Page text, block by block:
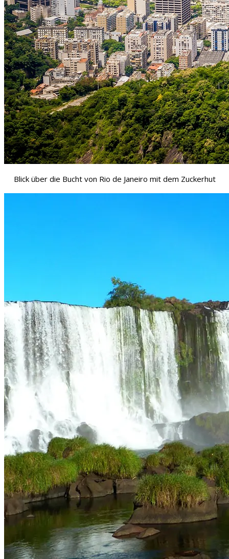
Blick über die Bucht von Rio de Janeiro mit dem Zuckerhut